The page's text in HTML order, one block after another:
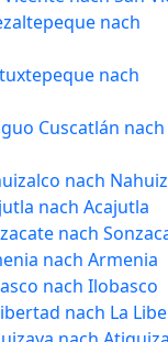
nach
nach
Cuscatlán
nach
nach Acajutla
nach
nach Armenia
nach Ilobasco
nach La